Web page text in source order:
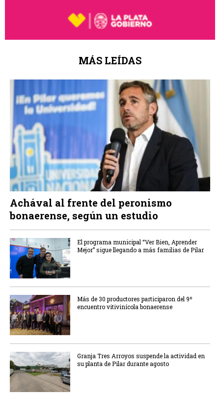
MÁS LEÍDAS
Achával al frente del peronismo
bonaerense, según un estudio
El programa municipal “Ver Bien, Aprender
Mejor” sigue llegando a más familias de Pilar
Más de 30 productores participaron del 9º
encuentro vitivinícola bonaerense
Granja Tres Arroyos suspende la actividad en
su planta de Pilar durante agosto